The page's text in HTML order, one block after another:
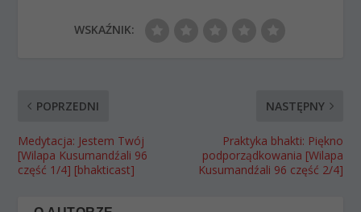
WSKAŹNIK:
POPRZEDNI
Medytacja: Jestem Twój
[Wilapa Kusumandźali 96
część 1/4] [bhakticast]
NASTĘPNY
Praktyka bhakti: Piękno
podporządkowania [Wilapa
Kusumandźali 96 część 2/4]